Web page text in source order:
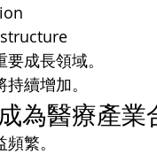
成長領域。
續增加。
為醫療產業
繁。